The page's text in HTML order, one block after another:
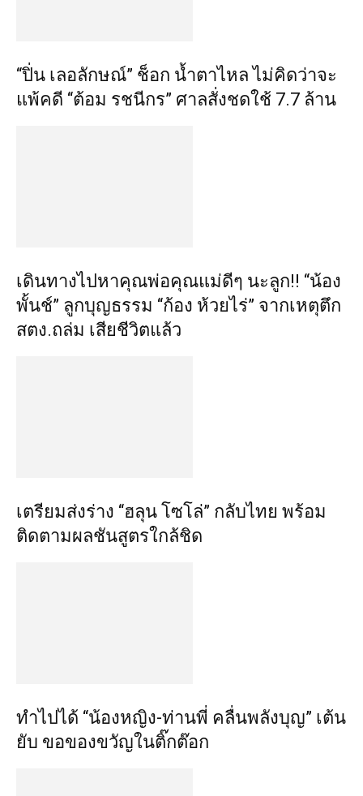
“ปิ่น เลอลักษณ์” ช็อก น้ำตาไหล ไม่คิดว่าจะ
แพ้คดี “ต้อม รชนีกร” ศาลสั่งชดใช้ 7.7 ล้าน
เดินทางไปหาคุณพ่อคุณแม่ดีๆ นะลูก!! “น้อง
พั้นช์” ลูกบุญธรรม “ก้อง ห้วยไร่” จากเหตุตึก
สตง.ถล่ม เสียชีวิตแล้ว
เตรียมส่งร่าง “ฮลุน โซโล่” กลับไทย พร้อม
ติดตามผลชันสูตรใกล้ชิด
ทำไปได้ “น้องหญิง-ท่านพี่ คลื่นพลังบุญ” เต้น
ยับ ขอของขวัญในติ๊กต๊อก